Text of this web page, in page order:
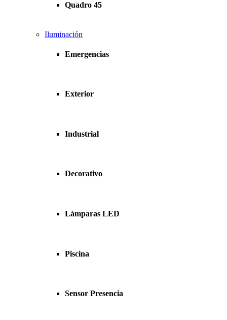
Quadro 45
Iluminación
Emergencias
Exterior
Industrial
Decorativo
Lámparas LED
Piscina
Sensor Presencia